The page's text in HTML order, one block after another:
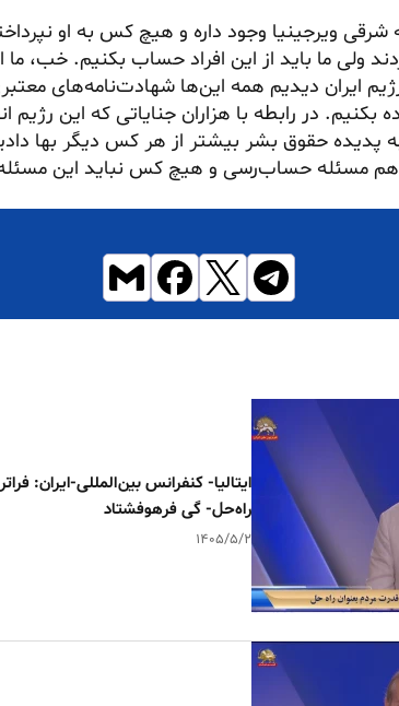
شرقی ویرجینیا وجود داره و هیچ کس به او
ولی ما باید از این افراد حساب بکنیم. خب، ما
رژیم ایران دیدیم همه این‌ها شهادت‌نامه‌های
بکنیم. در رابطه با هزاران جنایاتی که این
شما به پدیده حقوق بشر بیشتر از هر کس دیگر
هم مسئله حساب‌رسی و هیچ کس نباید این
ایتالیا- کنفرانس بین‌المللی-ایران:
راه‌حل- گی فرهوفشتاد
۱۴۰۵/۵/۲